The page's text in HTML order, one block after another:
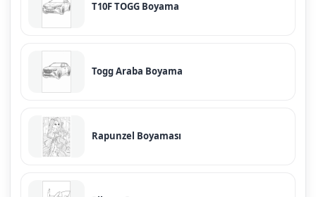
T10F TOGG Boyama
Togg Araba Boyama
Rapunzel Boyaması